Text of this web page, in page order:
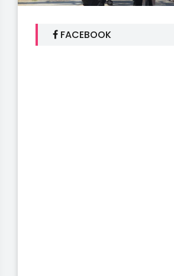
FACEBOOK